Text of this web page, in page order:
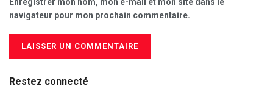
navigateur pour mon prochain commentaire.
Restez connecté